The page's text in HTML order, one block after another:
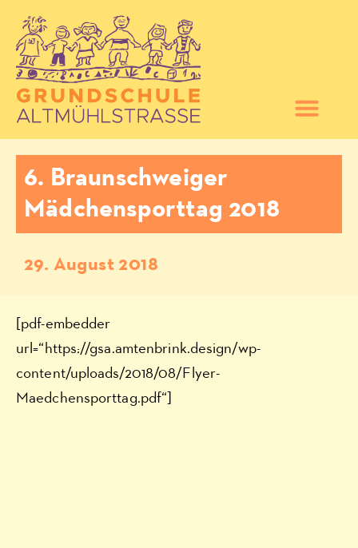
6. Braunschweiger
Mädchensporttag 2018
29. August 2018
[pdf-embedder
url=“https://gsa.amtenbrink.design/wp-
content/uploads/2018/08/Flyer-
Maedchensporttag.pdf“]